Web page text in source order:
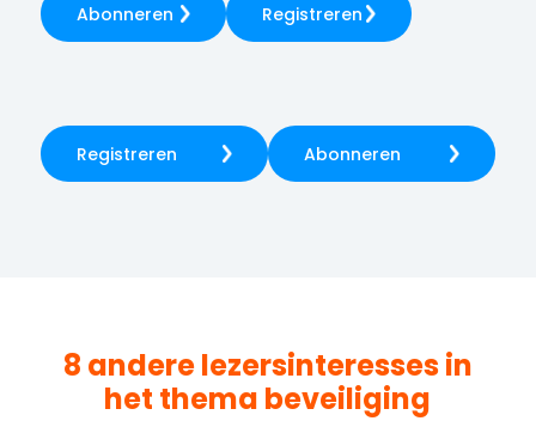
Abonneren Registreren
Registreren Abonneren
8 andere lezersinteresses in
het thema beveiliging